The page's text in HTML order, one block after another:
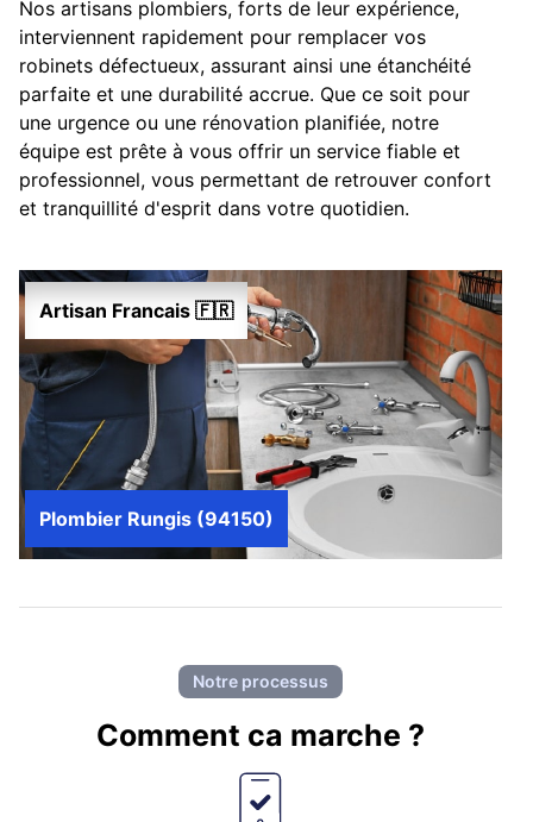
Nos artisans plombiers, forts de leur expérience,
interviennent rapidement pour remplacer vos
robinets défectueux, assurant ainsi une étanchéité
parfaite et une durabilité accrue. Que ce soit pour
une urgence ou une rénovation planifiée, notre
équipe est prête à vous offrir un service fiable et
professionnel, vous permettant de retrouver confort
et tranquillité d'esprit dans votre quotidien.
Artisan Francais 🇫🇷
Plombier Rungis (94150)
Notre processus
Comment ca marche ?